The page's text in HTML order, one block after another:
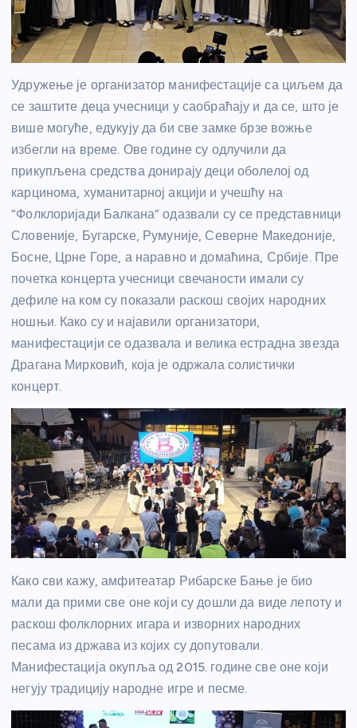
Удружење је организатор манифестације са циљем да
се заштите деца учесници у саобраћају и да се, што је
више могуће, едукују да би све замке брзе вожње
избегли на време. Ове године су одлучили да
прикупљена средства донирају деци оболелој од
карцинома, хуманитарној акцији и учешћу на
“Фолклоријади Балкана” одазвали су се представници
Словеније, Бугарске, Румуније, Северне Македоније,
Босне, Црне Горе, а наравно и домаћина, Србије. Пре
почетка концерта учесници свечаности имали су
дефиле на ком су показали раскош својих народних
ношњи. Како су и најавили организатори,
манифестацији се одазвала и велика естрадна звезда
Драгана Мирковић, која је одржала солистички
концерт.
Како сви кажу, амфитеатар Рибарске Бање је био
мали да прими све оне који су дошли да виде лепоту и
раскош фолклорних игара и изворних народних
песама из држава из којих су допутовали.
Манифестација окупља од 2015. године све оне који
негују традицију народне игре и песме.